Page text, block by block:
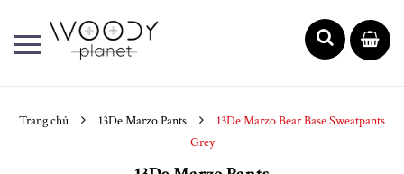
Trang chủ 13De Marzo Pants
13De Marzo Bear Base Sweatpants
Grey